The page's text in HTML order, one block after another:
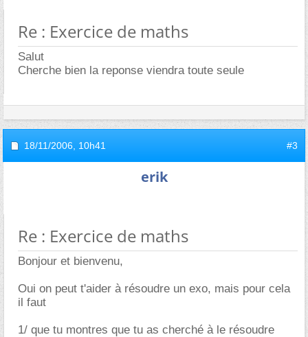
Re : Exercice de maths
Salut
Cherche bien la reponse viendra toute seule
18/11/2006, 10h41 #3
erik
Re : Exercice de maths
Bonjour et bienvenu,
Oui on peut t'aider à résoudre un exo, mais pour cela
il faut
1/ que tu montres que tu as cherché à le résoudre